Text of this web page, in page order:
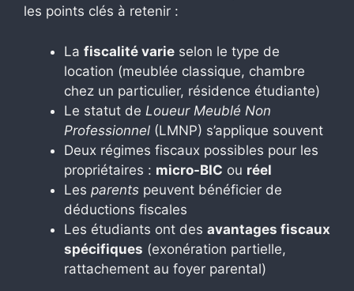
les points clés à retenir :
La fiscalité varie selon le type de
location (meublée classique, chambre
chez un particulier, résidence étudiante)
Le statut de Loueur Meublé Non
Professionnel (LMNP) s’applique souvent
Deux régimes fiscaux possibles pour les
propriétaires : micro-BIC ou réel
Les parents peuvent bénéficier de
déductions fiscales
Les étudiants ont des avantages fiscaux
spécifiques (exonération partielle,
rattachement au foyer parental)